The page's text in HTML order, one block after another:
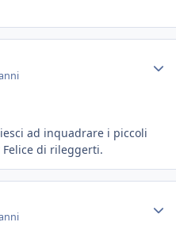
ad inquadrare i piccoli
Felice di rileggerti.